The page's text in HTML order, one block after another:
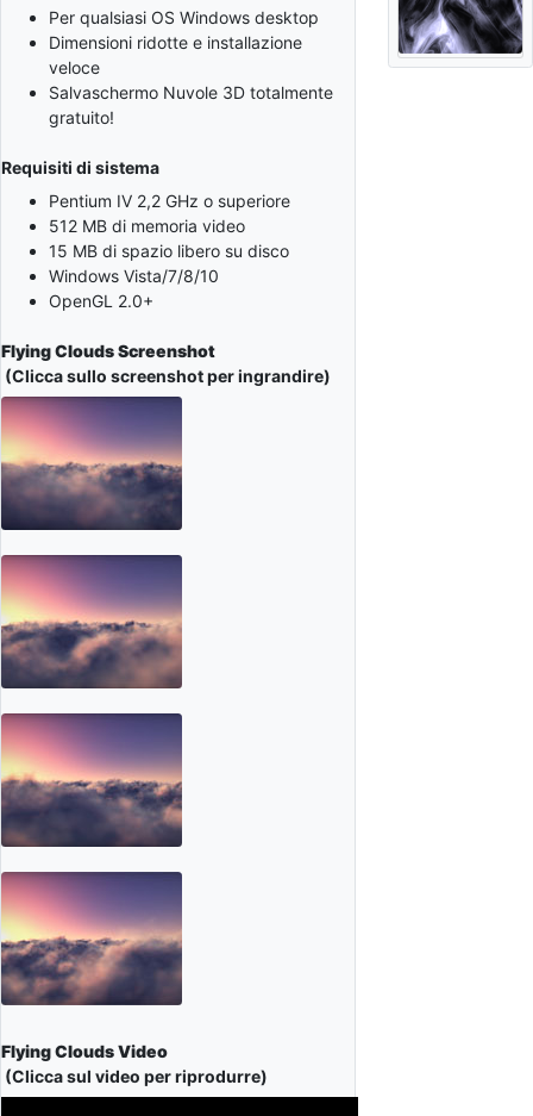
Per qualsiasi OS Windows desktop
Dimensioni ridotte e installazione
veloce
Salvaschermo Nuvole 3D totalmente
gratuito!
Requisiti di sistema
Pentium IV 2,2 GHz o superiore
512 MB di memoria video
15 MB di spazio libero su disco
Windows Vista/7/8/10
OpenGL 2.0+
Flying Clouds Screenshot
(Clicca sullo screenshot per ingrandire)
Flying Clouds Video
(Clicca sul video per riprodurre)